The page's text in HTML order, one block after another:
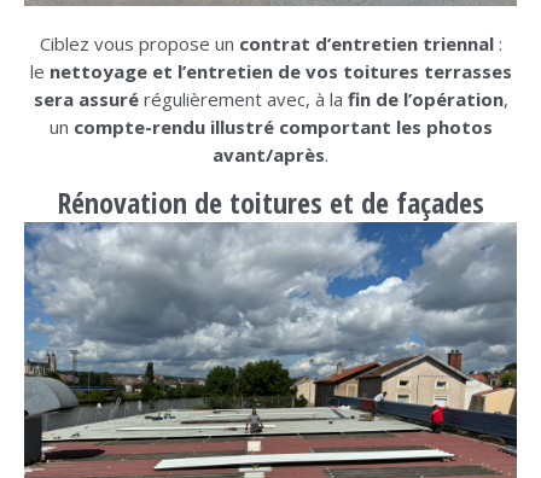
Ciblez vous propose un contrat d’entretien triennal :
le nettoyage et l’entretien de vos toitures terrasses
sera assuré régulièrement avec, à la fin de l’opération,
un compte-rendu illustré comportant les photos
avant/après.
Rénovation de toitures et de façades